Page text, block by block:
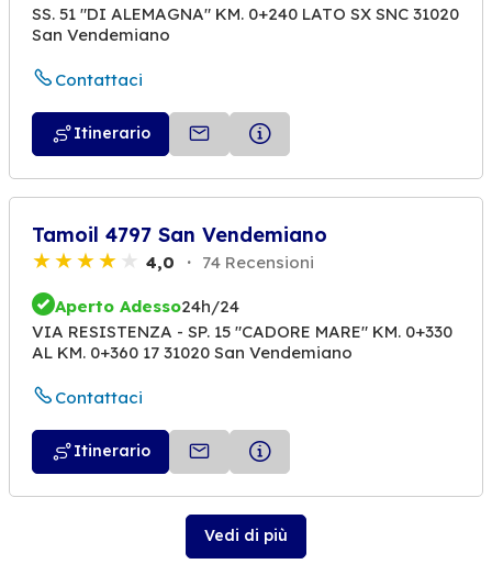
SS. 51 "DI ALEMAGNA" KM. 0+240 LATO SX SNC 31020
San Vendemiano
Contattaci
Itinerario
Tamoil 4797 San Vendemiano
4,0 74 Recensioni
Aperto Adesso24h/24
VIA RESISTENZA - SP. 15 "CADORE MARE" KM. 0+330
AL KM. 0+360 17 31020 San Vendemiano
Contattaci
Itinerario
Vedi di più